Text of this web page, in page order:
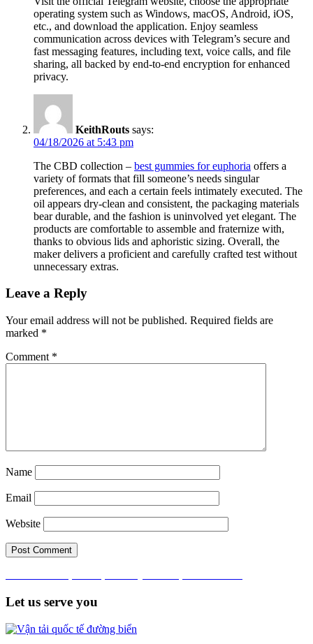
operating system such as Windows, macOS, Android, iOS,
etc., and download the application. Enjoy seamless
communication across devices with Telegram’s secure and
fast messaging features, including text, voice calls, and file
sharing, all backed by end-to-end encryption for enhanced
privacy.
KeithRouts says:
04/18/2026 at 5:43 pm
The CBD collection – best gummies for euphoria offers a
variety of formats that fill someone’s needs singular
preferences, and each a certain feels intimately executed. The
oil appears dry-clean and consistent, the packaging materials
bear durable, and the fashion is uninvolved yet elegant. The
products are comfortable to assemble and fraternize with,
thanks to obvious lids and aphoristic sizing. Overall, the
maker delivers a proficient and carefully crafted test without
unnecessary extras.
Leave a Reply
Your email address will not be published. Required fields are
marked *
Comment *
Name
Email
Website
Post
navigation
Let us serve you